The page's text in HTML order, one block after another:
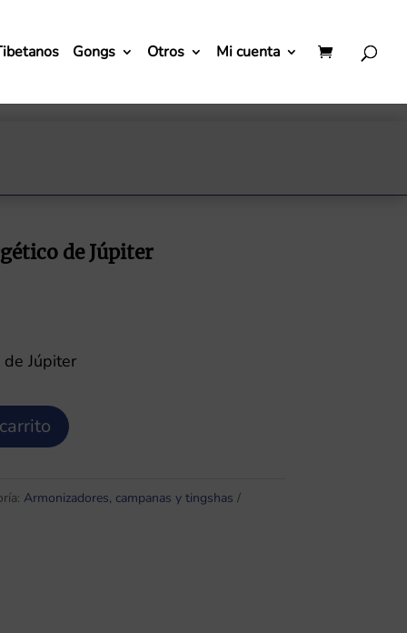
Gongs Otros Mi cuenta
de Júpiter
Júpiter
Armonizadores, campanas y tingshas